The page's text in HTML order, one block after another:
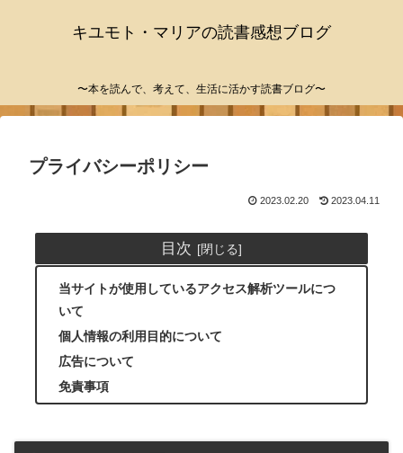
キユモト・マリアの読書感想ブログ
〜本を読んで、考えて、生活に活かす読書ブログ〜
プライバシーポリシー
2023.02.20 2023.04.11
目次
当サイトが使用しているアクセス解析ツールにつ
いて
個人情報の利用目的について
広告について
免責事項